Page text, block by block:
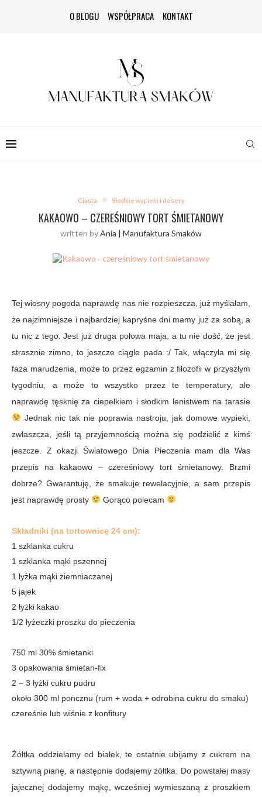
O BLOGU WSPÓŁPRACA KONTAKT
Ciasta Słodkie wypieki i desery
KAKAOWO – CZEREŚNIOWY TORT ŚMIETANOWY
written byAnia | Manufaktura Smaków
Tej wiosny pogoda naprawdę nas nie rozpieszcza, już myślałam,
że najzimniejsze i najbardziej kapryśne dni mamy już za sobą, a
tu nic z tego. Jest już druga połowa maja, a tu nie dość, że jest
strasznie zimno, to jeszcze ciągle pada :/ Tak, włączyła mi się
faza marudzenia, może to przez egzamin z filozofii w przyszłym
tygodniu, a może to wszystko przez te temperatury, ale
naprawdę tęsknię za ciepełkiem i słodkim lenistwem na tarasie
Jednak nic tak nie poprawia nastroju, jak domowe wypieki,
zwłaszcza, jeśli tą przyjemnością można się podzielić z kimś
jeszcze. Z okazji Światowego Dnia Pieczenia mam dla Was
przepis na kakaowo – czereśniowy tort śmietanowy. Brzmi
dobrze? Gwarantuję, że smakuje rewelacyjnie, a sam przepis
jest naprawdę prosty
Gorąco polecam
Składniki (na tortownicę 24 cm):
1 szklanka cukru
1 szklanka mąki pszennej
1 łyżka mąki ziemniaczanej
5 jajek
2 łyżki kakao
1/2 łyżeczki proszku do pieczenia
750 ml 30% śmietanki
3 opakowania śmietan-fix
2 – 3 łyżki cukru pudru
około 300 ml poncznu (rum + woda + odrobina cukru do smaku)
czereśnie lub wiśnie z konfitury
Żółtka oddzielamy od białek, te ostatnie ubijamy z cukrem na
sztywną pianę, a następnie dodajemy żółtka. Do powstałej masy
jajecznej dodajemy mąkę, wcześniej wymieszaną z proszkiem